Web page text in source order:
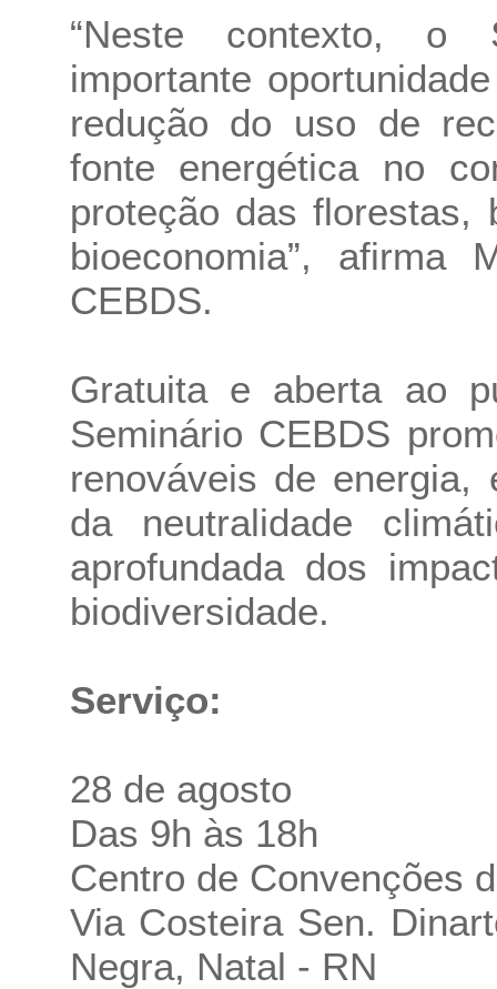
“Neste contexto, o
importante
redução do uso de
fonte energética no
proteção das florestas,
bioeconomia”, afirma
CEBDS.
Gratuita e aberta ao
Seminário CEBDS
renováveis de energia,
da neutralidade
aprofundada dos
biodiversidade.
Serviço:
28 de agosto
Das 9h às 18h
Centro de Convenções
Via Costeira Sen.
Negra, Natal - RN